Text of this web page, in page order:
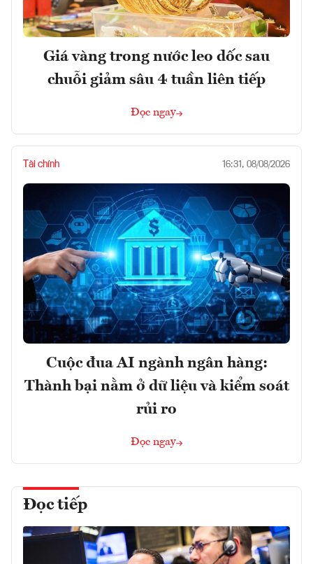
Giá vàng trong nước leo dốc sau
chuỗi giảm sâu 4 tuần liên tiếp
Đọc ngay
Tài chính 16:31, 08/08/2026
Cuộc đua AI ngành ngân hàng:
Thành bại nằm ở dữ liệu và kiểm soát
rủi ro
Đọc ngay
Đọc tiếp